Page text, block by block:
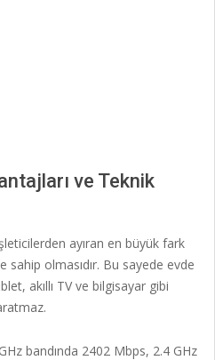
ve Teknik
ayıran en büyük fark
sahip olmasıdır. Bu sayede evde
akıllı TV ve bilgisayar gibi
bandında 2402 Mbps, 2.4 GHz